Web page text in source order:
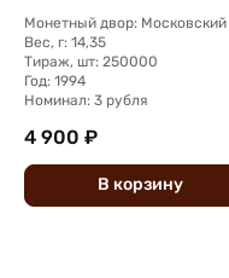
Вес, г: 14,35
Тираж, шт: 250000
Год: 1994
Номинал: 3 рубля
4 900 ₽
В корзину